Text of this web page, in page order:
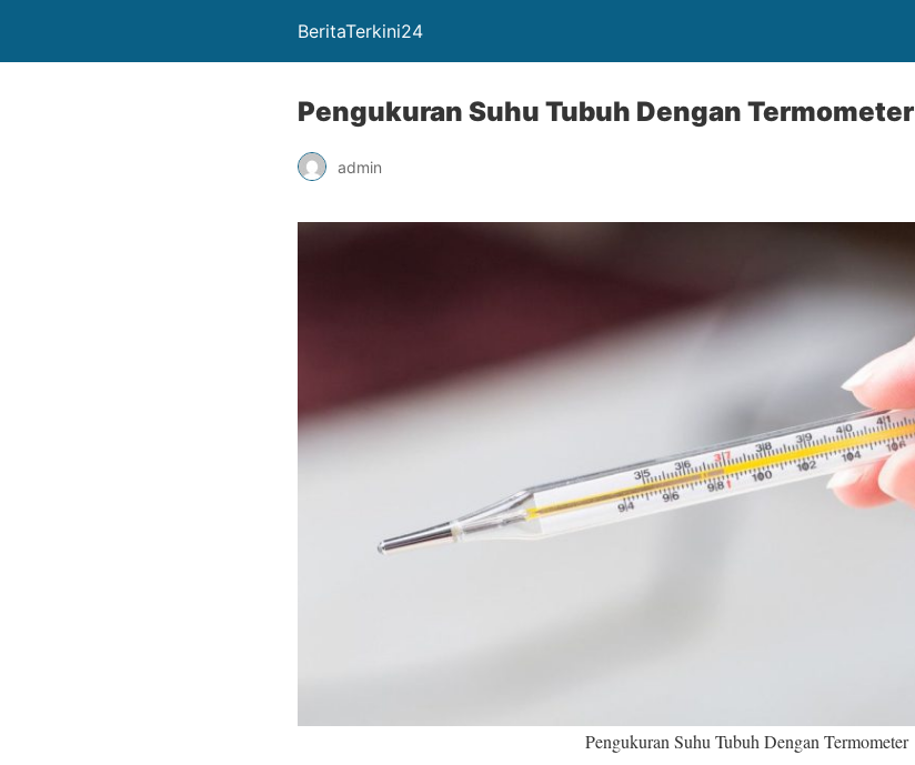
BeritaTerkini24
Pengukuran Suhu Tubuh Dengan Termometer
admin
Pengukuran Suhu Tubuh Dengan Termometer